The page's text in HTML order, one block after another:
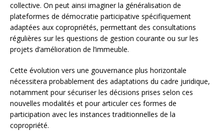
collective. On peut ainsi imaginer la généralisation de
plateformes de démocratie participative spécifiquement
adaptées aux copropriétés, permettant des consultations
régulières sur les questions de gestion courante ou sur les
projets d’amélioration de l’immeuble.
Cette évolution vers une gouvernance plus horizontale
nécessitera probablement des adaptations du cadre juridique,
notamment pour sécuriser les décisions prises selon ces
nouvelles modalités et pour articuler ces formes de
participation avec les instances traditionnelles de la
copropriété.